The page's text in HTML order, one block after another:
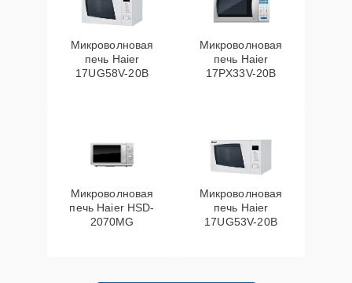
Микроволновая
печь Haier
17UG58V-20B
Микроволновая
печь Haier
17PX33V-20B
Микроволновая
печь Haier HSD-
2070MG
Микроволновая
печь Haier
17UG53V-20B